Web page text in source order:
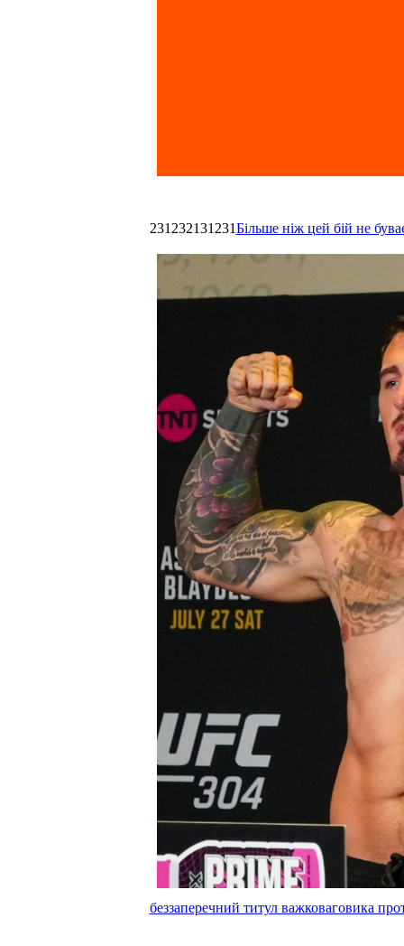
231232131231Більше ніж цей бій не
беззаперечний титул важковаговика